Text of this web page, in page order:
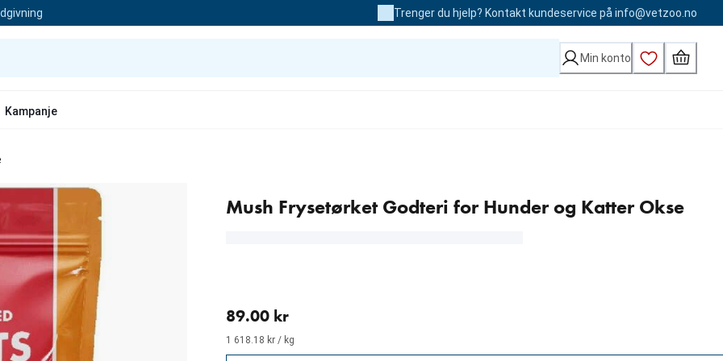
Trenger du hjelp? Kontakt kundeservice på info@vetzoo.no
Min konto
Kampanje
Mush Frysetørket Godteri for Hunder og Katter Okse
89.00 kr
1 618.18 kr / kg